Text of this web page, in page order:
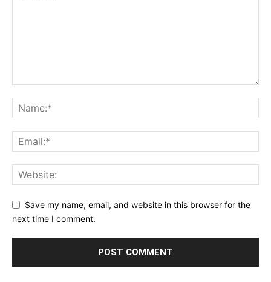
Save my name, email, and website in this browser for the
next time I comment.